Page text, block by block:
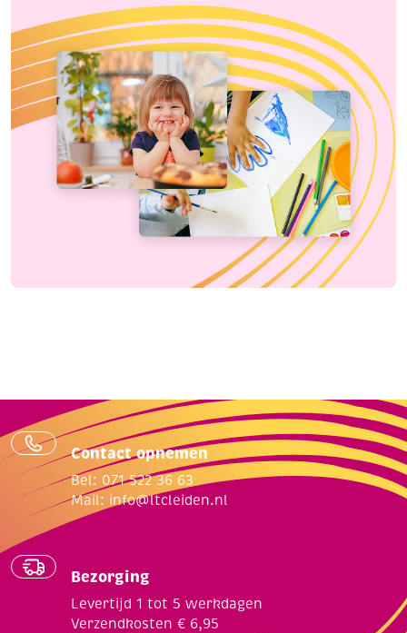
Contact opnemen
Bel: 071 522 36 63
Mail: info@ltcleiden.nl
Bezorging
Levertijd 1 tot 5 werkdagen
Verzendkosten € 6,95